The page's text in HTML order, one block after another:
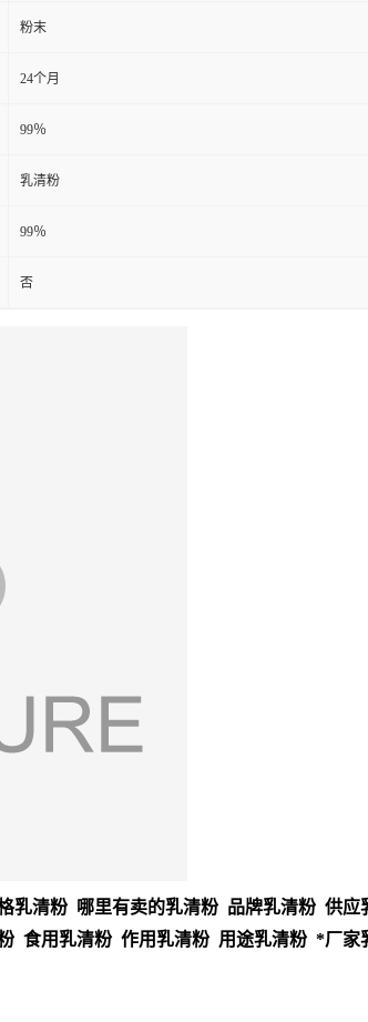
粉末
24个月
99％
乳清粉
99％
否
乳清粉 哪里有卖的乳清粉 品牌乳清粉 供
食用乳清粉 作用乳清粉 用途乳清粉 *厂家